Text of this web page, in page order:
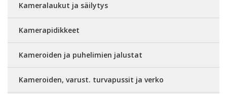
Kameralaukut ja säilytys
Kamerapidikkeet
Kameroiden ja puhelimien jalustat
Kameroiden, varust. turvapussit ja verko